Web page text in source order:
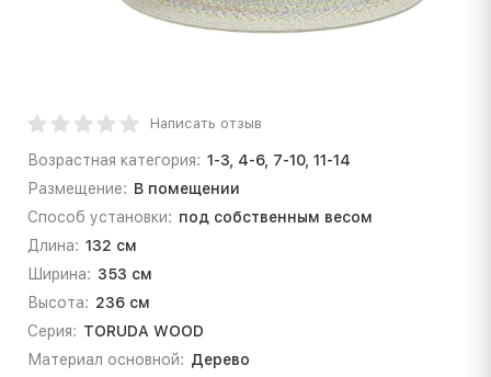
Написать отзыв
Возрастная категория: 1-3, 4-6, 7-10, 11-14
Размещение: В помещении
Способ установки: под собственным весом
Длина: 132 см
Ширина: 353 см
Высота: 236 см
Серия: TORUDA WOOD
Материал основной: Дерево